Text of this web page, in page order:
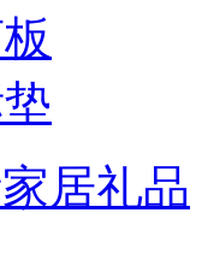
居礼品